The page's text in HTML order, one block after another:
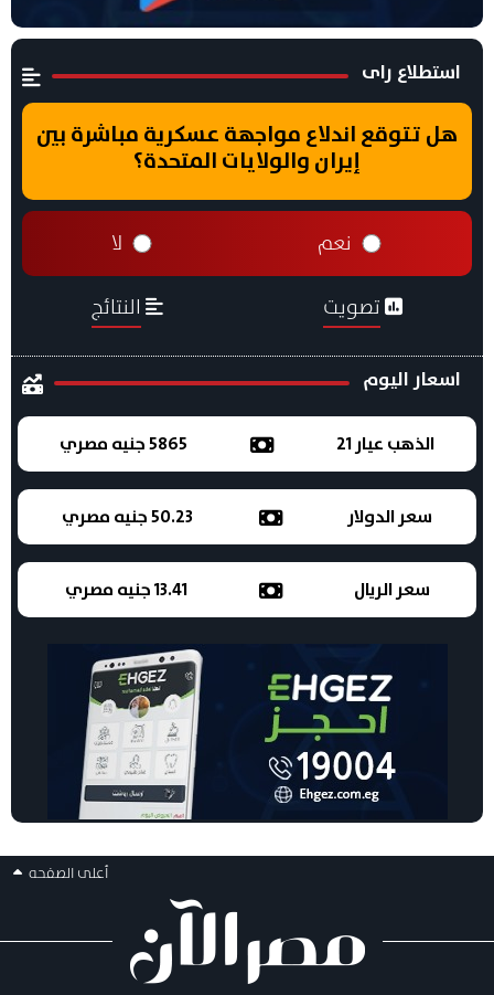
استطلاع راى
هل تتوقع اندلاع مواجهة عسكرية مباشرة بين
إيران والولايات المتحدة؟
نعم لا
تصويت النتائج
اسعار اليوم
الذهب عيار 21 5865 جنيه مصري
سعر الدولار 50.23 جنيه مصري
سعر الريال 13.41 جنيه مصري
أعلى الصفحه